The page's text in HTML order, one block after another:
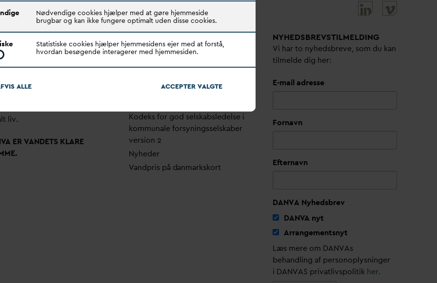
V
taler
liv.
VA ERVANDETS KLARE
Find dineDANVA medarbejdere
Arrangementer
Kodeks for god selskabsledelse i
kommunale forsyningsselskaber
version 2
Nyheder
Vandpris på danmarkskort
NYHEDSBREVS­TILMELDING
Vi har to nyhedsbreve, som du kan
tilmelde dig her:
E-mail adresse
Fornavn
Efternavn
DANVA Nyhedsbrev
DANVA nyt
Arrangementsnyt
Læs mere om DANVAs
behandling af personoplysninger
i DANVAS privatlivspolitik her.
Nødvendige cookies hjælper med at gøre hjemmeside
brugbar og kan ikke fungere optimalt uden disse cookies.
Statistiske cookies hjælper hjemmesidens ejer med at forstå,
hvordan besøgende interagerer med hjemmesiden.
ALLE ACCEPTERVALGTE